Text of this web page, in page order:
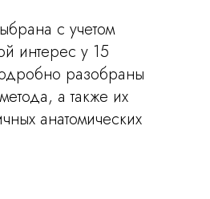
с учетом
интерес у 15
разобраны
а также их
анатомических